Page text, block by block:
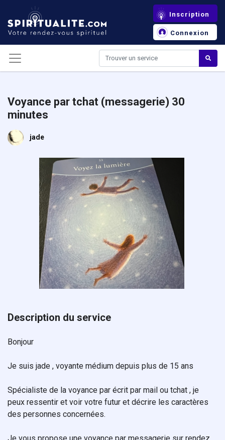
Inscription
Connexion
Voyance par tchat (messagerie) 30
minutes
jade
Description du service
Bonjour
Je suis jade , voyante médium depuis plus de 15 ans
Spécialiste de la voyance par écrit par mail ou tchat , je
peux ressentir et voir votre futur et décrire les caractères
des personnes concernées.
Je vous propose une voyance par messagerie sur rendez